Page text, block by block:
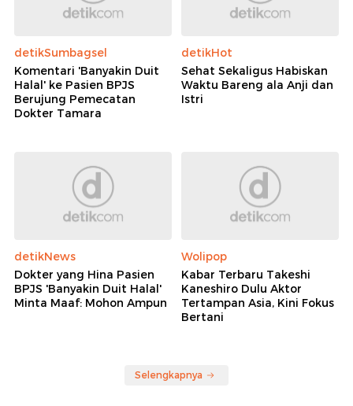
detikSumbagsel
Komentari 'Banyakin Duit
Halal' ke Pasien BPJS
Berujung Pemecatan
Dokter Tamara
detikHot
Sehat Sekaligus Habiskan
Waktu Bareng ala Anji dan
Istri
detikNews
Dokter yang Hina Pasien
BPJS 'Banyakin Duit Halal'
Minta Maaf: Mohon Ampun
Wolipop
Kabar Terbaru Takeshi
Kaneshiro Dulu Aktor
Tertampan Asia, Kini Fokus
Bertani
Selengkapnya